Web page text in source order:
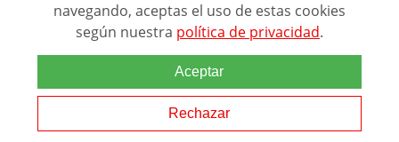
Grupo Eurohispana. Todos los
derechos reservados.
navegando, aceptas el uso de estas cookies
según nuestra política de privacidad.
Aceptar
Rechazar